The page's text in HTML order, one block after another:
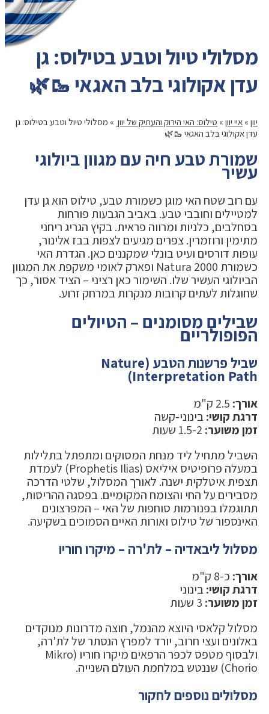
מסלולי טיול וטבע בטילוס: גן
עדן אקולוגי בלב האגאי 🥾🌿
יוון » איי יוון » טילוס: האי הירוק והעתיק של יוון ️ » מסלולי טיול וטבע בטילוס: גן
עדן אקולוגי בלב האגאי 🥾🌿
שמורת טבע חיה עם מגוון ביולוגי
עשיר
עם רוב שטח האי מוגן כשמורת טבע, טילוס הוא גן עדן
למטיילים וחובבי טבע. באביב הגבעות פורחות
בסחלבים, כלניות ומרווה פראית. בקיץ הגריג ריחני
מתימין ורוזמרין. צפרים מגיעים לצפות בבז אלינור,
עופות דורסים ועיט בונלי שמקננים כאן. הגדרת האי
כשמורת Natura 2000 ופארק לאומי משקפת את המגוון
הביולוגי העשיר שלו. השימור כאן רציני – הציד אסור, כך
שחוגלות לעתים קרובות מנקרות במרחק זרוע.
שבילים מסומנים – הטיולים
הפופולריים
שביל פרשנות הטבע (Nature
Interpretation Path)
אורך:
דרגת קושי:בינוני-קשה
זמן משוער:
השביל מתחיל ליד מנחת המסוקים ומתפתל בתלילות
במעלה פרופיטיס איליאס (Prophetis Ilias) לעמדת
תצפית איטלקית ישנה. לאורך המסלול, שלטי הדרכה
מסבירים על החי והצומח המקומיים. בפסגה ההריסות,
תתוגמלו בפנורמות סוחפות של האי – המפרצונים
האינספור של טילוס ואורות האיים הסמוכים בשקיעה.
מסלול ליבאדיה – לת'רה – מיקרו חוריו
אורך: כ-8 ק"מ
דרגת קושי:בינוני
זמן משוער:
מסלול קלאסי היוצא מהנמל, חוצה מדרונות מנוקדים
באלונים ועצי חרוב, יורד למפרץ הנסתר של לת'רה,
ולבסוף מטפס לכפר הרפאים מיקרו חוריו (Mikro
Chorio) שננטש במלחמת העולם השנייה.
מסלולים נוספים לחקור